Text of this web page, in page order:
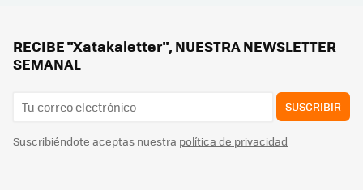
RECIBE "Xatakaletter", NUESTRA NEWSLETTER
SEMANAL
SUSCRIBIR
Suscribiéndote aceptas nuestra política de privacidad